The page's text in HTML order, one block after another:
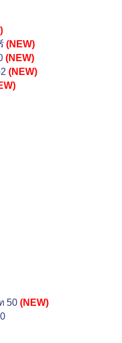
(NEW)
(NEW)
(NEW)
50 (NEW)